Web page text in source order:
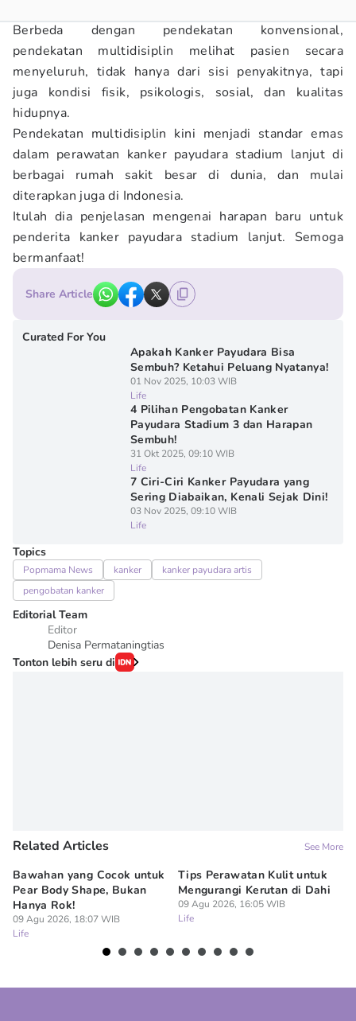
Berbeda dengan pendekatan konvensional,
pendekatan multidisiplin melihat pasien secara
menyeluruh, tidak hanya dari sisi penyakitnya, tapi
juga kondisi fisik, psikologis, sosial, dan kualitas
hidupnya.
Pendekatan multidisiplin kini menjadi standar emas
dalam perawatan kanker payudara stadium lanjut di
berbagai rumah sakit besar di dunia, dan mulai
diterapkan juga di Indonesia.
Itulah dia penjelasan mengenai harapan baru untuk
penderita kanker payudara stadium lanjut. Semoga
bermanfaat!
Share Article
Curated For You
Apakah Kanker Payudara Bisa
Sembuh? Ketahui Peluang Nyatanya!
01 Nov 2025, 10:03 WIB
Life
4 Pilihan Pengobatan Kanker
Payudara Stadium 3 dan Harapan
Sembuh!
31 Okt 2025, 09:10 WIB
Life
7 Ciri-Ciri Kanker Payudara yang
Sering Diabaikan, Kenali Sejak Dini!
03 Nov 2025, 09:10 WIB
Life
Topics
Popmama News kanker
kanker payudara artis
pengobatan kanker
Editorial Team
Editor
Denisa Permataningtias
Tonton lebih seru di
Related Articles See More
Bawahan yang Cocok untuk
Pear Body Shape, Bukan
Hanya Rok!
09 Agu 2026, 18:07 WIB
Life
Tips Perawatan Kulit untuk
Mengurangi Kerutan di Dahi
09 Agu 2026, 16:05 WIB
Life